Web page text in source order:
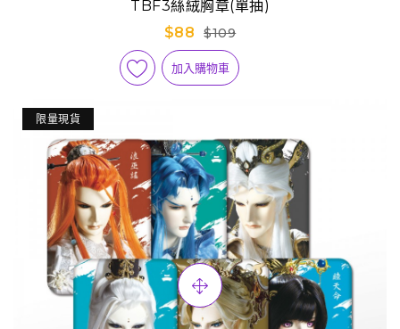
TBF3絲絨胸章(單抽)
$88
$109
加入購物車
限量現貨